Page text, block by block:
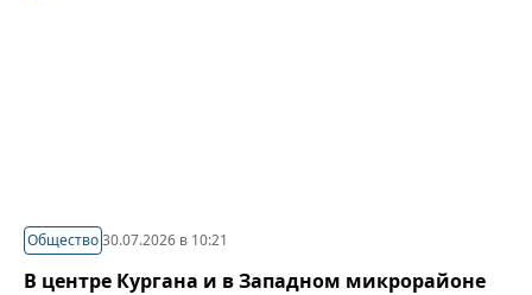
Общество30.07.2026 в 10:21
В центре Кургана и в Западном микрорайоне